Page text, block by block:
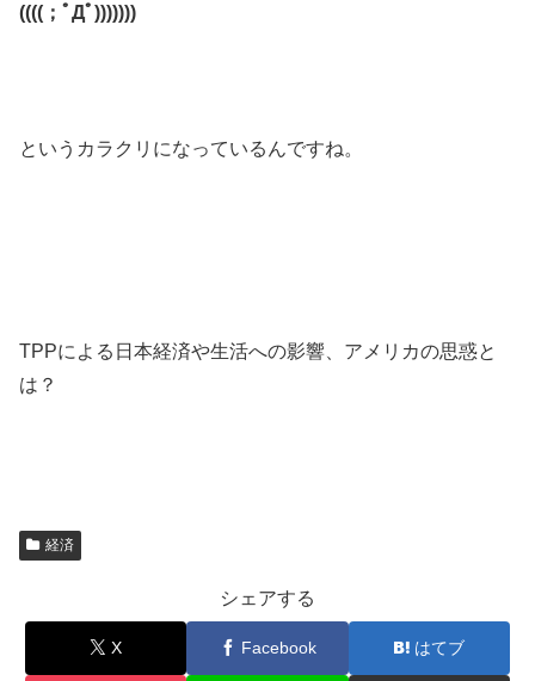
((((；ﾟДﾟ)))))))
というカラクリになっているんですね。
TPPによる日本経済や生活への影響、アメリカの思惑と
は？
経済
シェアする
X Facebook はてブ